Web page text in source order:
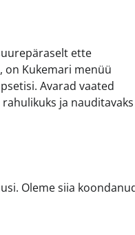
ette
Kukemari menüü
Avarad vaated
ja nauditavaks
Oleme siia